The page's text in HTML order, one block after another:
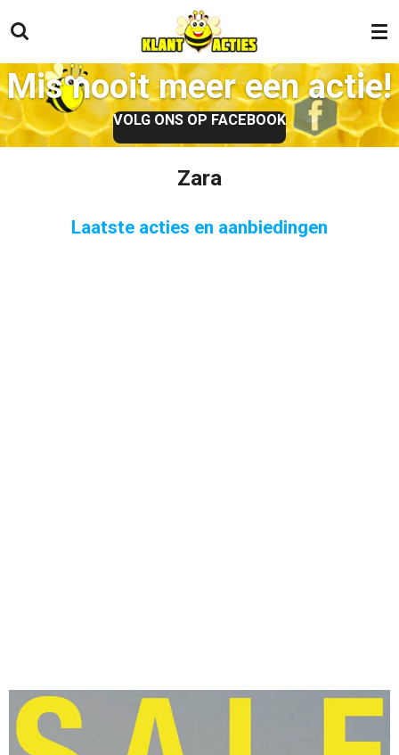
direct
naar
de
hoofdinhoud
Mis nooit meer een actie!
VOLG ONS OP FACEBOOK
Zara
Laatste acties en aanbiedingen